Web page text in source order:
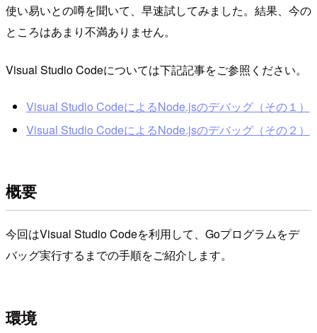
使い易いとの噂を聞いて、早速試してみました。結果、今の
ところはあまり不満ありません。
Visual Studio Codeについては下記記事をご参照ください。
Visual Studio CodeによるNode.jsのデバッグ（その１）
Visual Studio CodeによるNode.jsのデバッグ（その２）
概要
今回はVisual Studio Codeを利用して、Goプログラムをデ
バッグ実行するまでの手順をご紹介します。
環境